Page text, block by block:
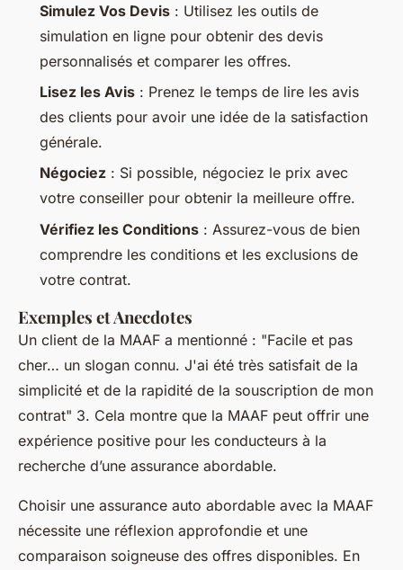
Simulez Vos Devis : Utilisez les outils de
simulation en ligne pour obtenir des devis
personnalisés et comparer les offres.
Lisez les Avis : Prenez le temps de lire les avis
des clients pour avoir une idée de la satisfaction
générale.
Négociez : Si possible, négociez le prix avec
votre conseiller pour obtenir la meilleure offre.
Vérifiez les Conditions : Assurez-vous de bien
comprendre les conditions et les exclusions de
votre contrat.
Exemples et Anecdotes
Un client de la MAAF a mentionné : "Facile et pas
cher… un slogan connu. J'ai été très satisfait de la
simplicité et de la rapidité de la souscription de mon
contrat" 3. Cela montre que la MAAF peut offrir une
expérience positive pour les conducteurs à la
recherche d’une assurance abordable.
Choisir une assurance auto abordable avec la MAAF
nécessite une réflexion approfondie et une
comparaison soigneuse des offres disponibles. En